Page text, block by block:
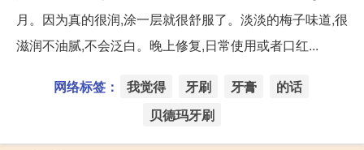
月。因为真的很润,涂一层就很舒服了。淡淡的梅子味道,很
滋润不油腻,不会泛白。晚上修复,日常使用或者口红...
网络标签： 我觉得 牙刷 牙膏
的话
贝德玛牙刷